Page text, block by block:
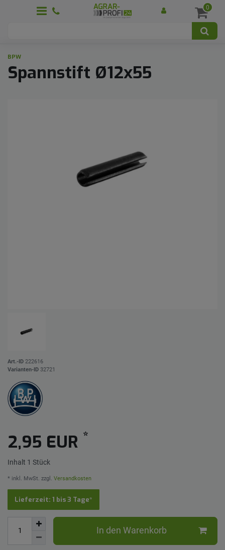
0
BPW
Spannstift Ø12x55
Art.-ID 222616
Varianten-ID 32721
2,95 EUR *
Inhalt 1 Stück
* inkl. MwSt. zzgl. Versandkosten
Lieferzeit: 1 bis 3 Tage*
In den Warenkorb